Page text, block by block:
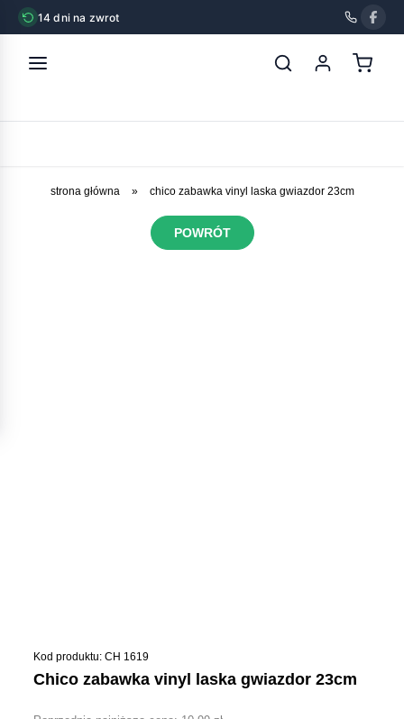
14 dni na zwrot
strona główna » chico zabawka vinyl laska gwiazdor 23cm
POWRÓT
Kod produktu: CH 1619
chico zabawka vinyl laska gwiazdor 23cm